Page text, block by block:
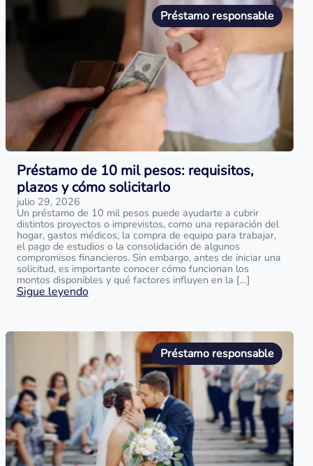
Préstamo responsable
Préstamo de 10 mil pesos: requisitos,
plazos y cómo solicitarlo
julio 29, 2026
Un préstamo de 10 mil pesos puede ayudarte a cubrir
distintos proyectos o imprevistos, como una reparación del
hogar, gastos médicos, la compra de equipo para trabajar,
el pago de estudios o la consolidación de algunos
compromisos financieros. Sin embargo, antes de iniciar una
solicitud, es importante conocer cómo funcionan los
montos disponibles y qué factores influyen en la […]
Sigue leyendo
Préstamo responsable